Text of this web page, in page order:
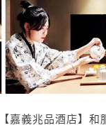
嘉義兆品酒店】和